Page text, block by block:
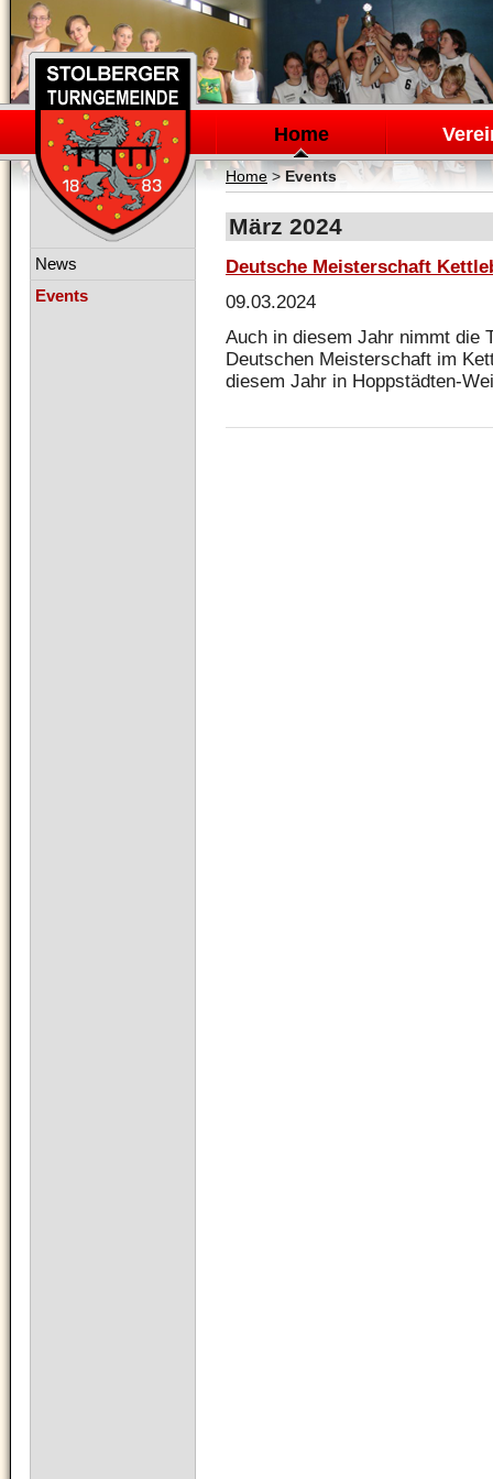
Navigation
überspringen
Home
Home> Events
März 2024
Deutsche Meisterschaft
09.03.2024
Auch in diesem Jahr nimmt die
Deutschen Meisterschaft im
diesem Jahr in Hoppstädten-
Navigation
News
Events